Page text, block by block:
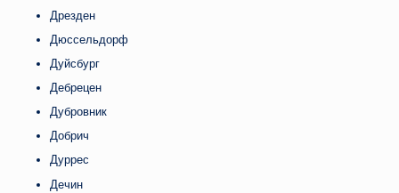
Дрезден
Дюссельдорф
Дуйсбург
Дебрецен
Дубровник
Добрич
Дуррес
Дечин